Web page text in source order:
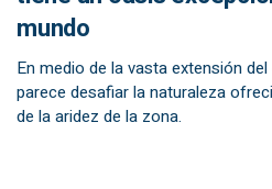
mundo
En medio de la vasta extensión
parece desafiar la naturaleza
de la aridez de la zona.